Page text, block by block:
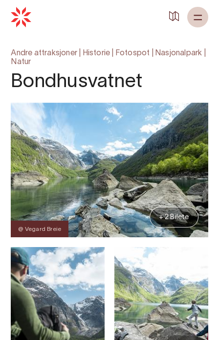
Andre attraksjoner Historie Fotospot Nasjonalpark
Natur
Bondhusvatnet
@ Vegard Breie
+ 2 Bilete